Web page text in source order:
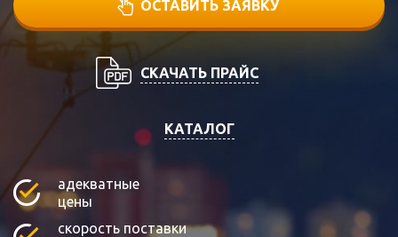
ОСТАВИТЬ ЗАЯВКУ
СКАЧАТЬ ПРАЙС
КАТАЛОГ
адекватные
цены
скорость поставки